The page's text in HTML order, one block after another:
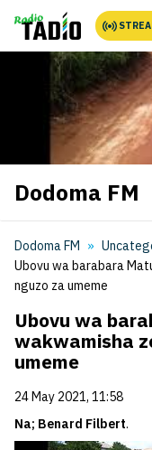
Dodoma FM
Dodoma FM
Ubovu wa barabara
nguzo za umeme
Ubovu wa
wakwamisha
umeme
24 May 2021, 11:58
Na; Benard Filbert.